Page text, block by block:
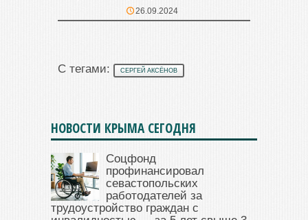
26.09.2024
С тегами: СЕРГЕЙ АКСЁНОВ
НОВОСТИ КРЫМА СЕГОДНЯ
Соцфонд
профинансировал
севастопольских
работодателей за
трудоустройство граждан с